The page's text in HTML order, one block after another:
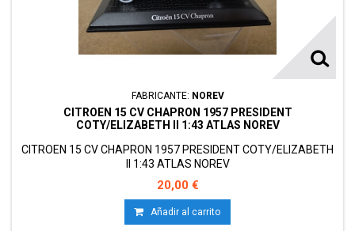
FABRICANTE: NOREV
CITROEN 15 CV CHAPRON 1957 PRESIDENT
COTY/ELIZABETH II 1:43 ATLAS NOREV
CITROEN 15 CV CHAPRON 1957 PRESIDENT COTY/ELIZABETH
II 1:43 ATLAS NOREV
20,00 €
Añadir al carrito